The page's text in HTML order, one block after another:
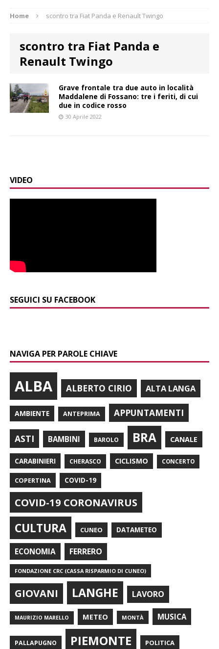
Home scontro tra Fiat Panda e Renault Twingo
scontro tra Fiat Panda e
Renault Twingo
Grave frontale tra due auto in località
Maddalene di Fossano: tre i feriti, di cui
due in codice rosso
30 Aprile 2022
VIDEO
SEGUICI SU FACEBOOK
NAVIGA PER PAROLE CHIAVE
ALBA ALBERTO CIRIO ALTA LANGA
AMBIENTE ANTEPRIMA APPUNTAMENTI
ASTI BAMBINI BAROLO BRA CANALE
CARABINIERI CHERASCO CICLISMO CONCERTO
COPERTINA COVID-19
COVID-19 CORONAVIRUS
CULTURA CUNEO DATAMETEO
ECONOMIA FERRERO
FONDAZIONE CRC (CASSA RISPARMIO DI CUNEO)
GIOVANI LANGHE LAVORO
MAURIZIO MARELLO METEO MONTÀ MUSICA
PALLAPUGNO PIEMONTE POLITICA